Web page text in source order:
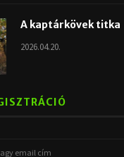
A kaptárkövek titka
2026.04.20.